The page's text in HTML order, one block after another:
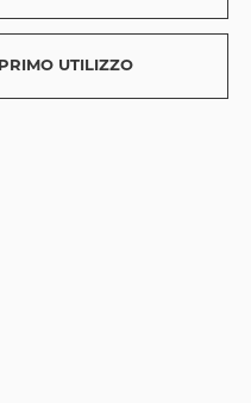
PRIMO UTILIZZO